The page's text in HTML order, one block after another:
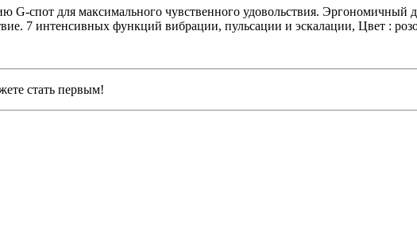
G-спот для максимального чувственного удовольствия. Эргономичный
7 интенсивных функций вибрации, пульсации и эскалации, Цвет :
стать первым!